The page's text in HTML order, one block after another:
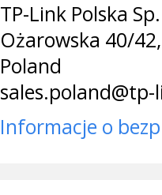
TP-Link Polska
Ożarowska 40/
Poland
Informacje o